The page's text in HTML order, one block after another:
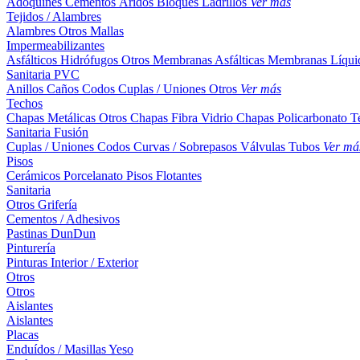
Tejidos / Alambres
Alambres Otros Mallas
Impermeabilizantes
Asfálticos Hidrófugos Otros Membranas Asfálticas Membranas
Sanitaria PVC
Anillos Caños Codos Cuplas / Uniones Otros Ver más
Techos
Chapas Metálicas Otros Chapas Fibra Vidrio Chapas Policarbonato
Sanitaria Fusión
Cuplas / Uniones Codos Curvas / Sobrepasos Válvulas Tubos Ver
Pisos
Cerámicos Porcelanato Pisos Flotantes
Sanitaria
Otros Grifería
Cementos / Adhesivos
Pastinas DunDun
Pinturería
Pinturas Interior / Exterior
Otros
Otros
Aislantes
Aislantes
Placas
Enduídos / MasillasYeso